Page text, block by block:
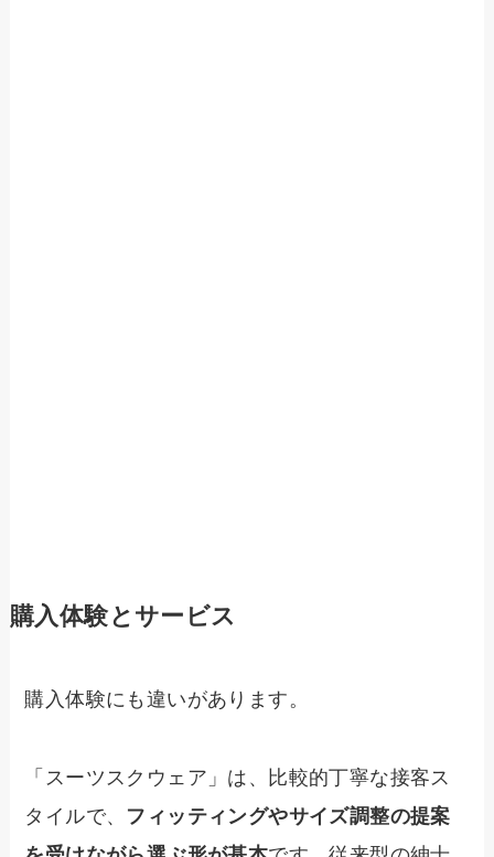
購入体験とサービス
購入体験にも違いがあります。
「スーツスクウェア」は、比較的丁寧な接客ス
タイルで、 フィッティングやサイズ調整の提案